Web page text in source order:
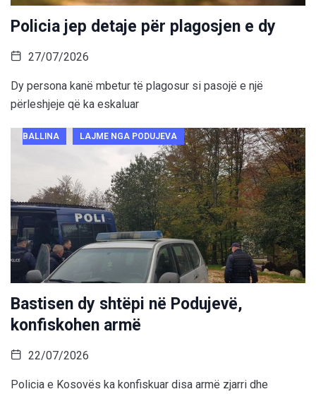
Policia jep detaje për plagosjen e dy
27/07/2026
Dy persona kanë mbetur të plagosur si pasojë e një
përleshjeje që ka eskaluar
BALLINA LAJME NGA PODUJEVA
Bastisen dy shtëpi në Podujevë,
konfiskohen armë
22/07/2026
Policia e Kosovës ka konfiskuar disa armë zjarri dhe